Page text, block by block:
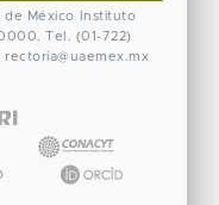
de México
Instituto
Tel. (01-722)
rectoria@uaemex.mx